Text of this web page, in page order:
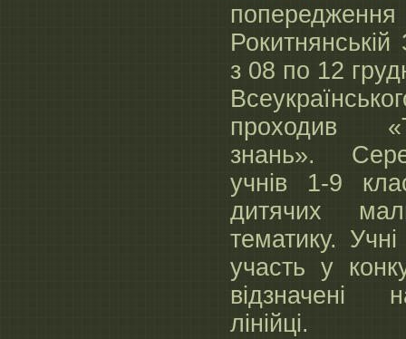
попередження
з 08 по 12
проходив
знань».
учнів 1-9
дитячих
тематику.
участь у
відзначені
лінійці.